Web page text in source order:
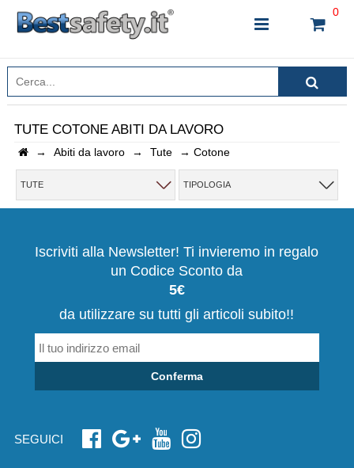
0
INSERISCI IL NOME DEL PRODOTTO CHE STAI
CERCANDO
CHIUDI RICERCA
TUTE COTONE ABITI DA LAVORO
→ Abiti da lavoro → Tute → Cotone
TUTE TIPOLOGIA
Iscriviti alla Newsletter! Ti invieremo in regalo
un Codice Sconto da
5€
da utilizzare su tutti gli articoli subito!!
Conferma
SEGUICI